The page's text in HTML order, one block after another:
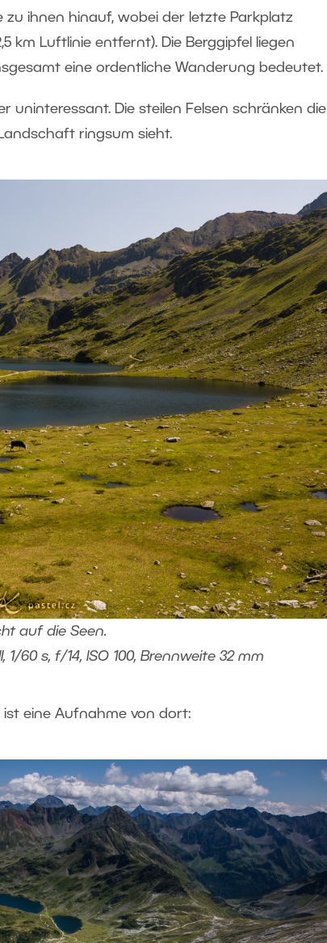
zu ihnen hinauf, wobei der letzte Parkplatz
km Luftlinie entfernt). Die Berggipfel liegen
eine ordentliche Wanderung bedeutet.
uninteressant. Die steilen Felsen schränken die
ringsum sieht.
auf die Seen.
1/60 s, f/14, ISO 100, Brennweite 32 mm
eine Aufnahme von dort: